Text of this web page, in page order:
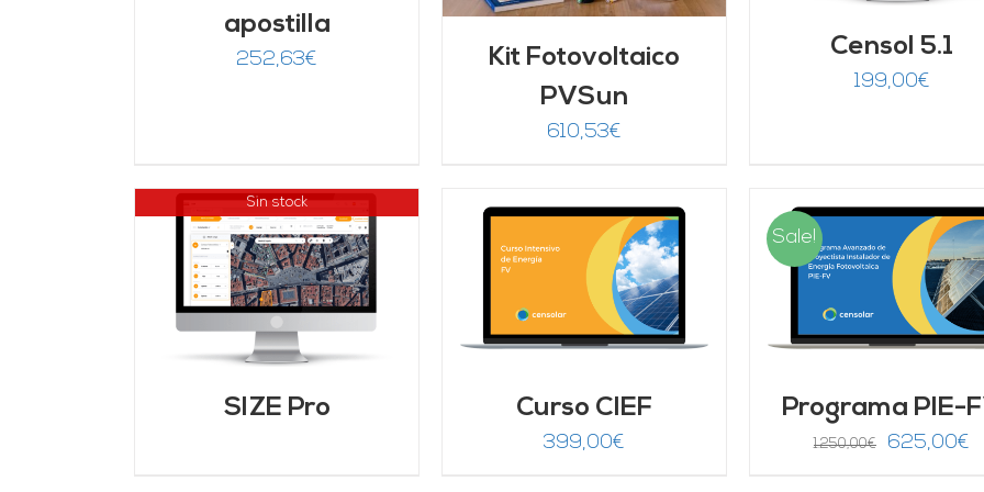
apostilla
252,63€
Kit Fotovoltaico
PVSun
610,53€
Censol 5.1
199,00€
Sin stock
SIZE Pro
AÑADIR AL CARRITO
DETALLES
Curso CIEF
399,00€
Sale!
AÑADIR AL CARRITO
DETALLES
Programa PIE-
1.250,00€
El
625,00€
AÑADIR AL CARRITO
DETALLES